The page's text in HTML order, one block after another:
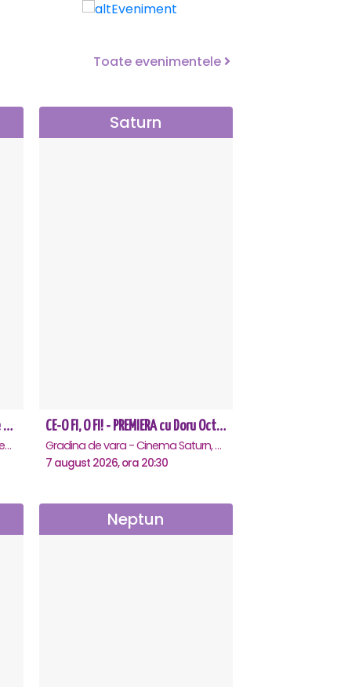
Toate evenimentele
CEA MAI GREA ESTE IUBIREA - Eforie Nord
Teatrul de vara - Eforie Nord, Eforie-Nord
Saturn
CE-O FI, O FI! - PREMIERA cu Doru Octavian Dumitru - Saturn
Gradina de vara - Cinema Saturn, Saturn
7 august 2026, ora 20:30
Neptun